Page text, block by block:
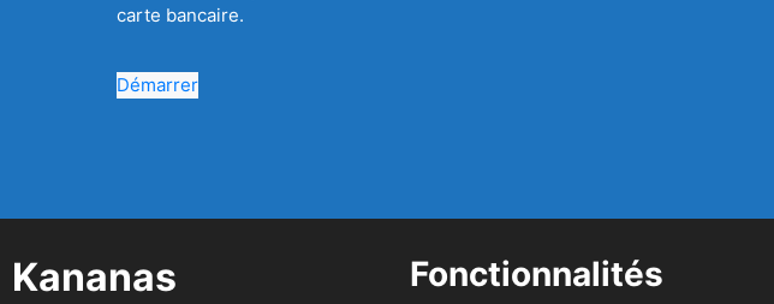
carte bancaire.
Démarrer
Kananas Fonctionnalités